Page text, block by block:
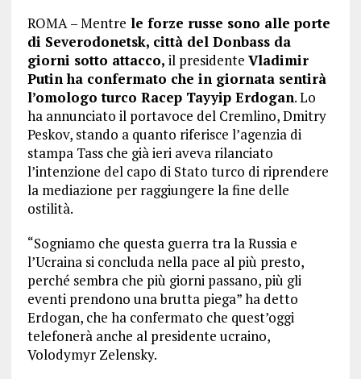
ROMA – Mentre le forze russe sono alle porte
di Severodonetsk, città del Donbass da
giorni sotto attacco, il presidente Vladimir
Putin ha confermato che in giornata sentirà
l’omologo turco Racep Tayyip Erdogan. Lo
ha annunciato il portavoce del Cremlino, Dmitry
Peskov, stando a quanto riferisce l’agenzia di
stampa Tass che già ieri aveva rilanciato
l’intenzione del capo di Stato turco di riprendere
la mediazione per raggiungere la fine delle
ostilità.
“Sogniamo che questa guerra tra la Russia e
l’Ucraina si concluda nella pace al più presto,
perché sembra che più giorni passano, più gli
eventi prendono una brutta piega” ha detto
Erdogan, che ha confermato che quest’oggi
telefonerà anche al presidente ucraino,
Volodymyr Zelensky.